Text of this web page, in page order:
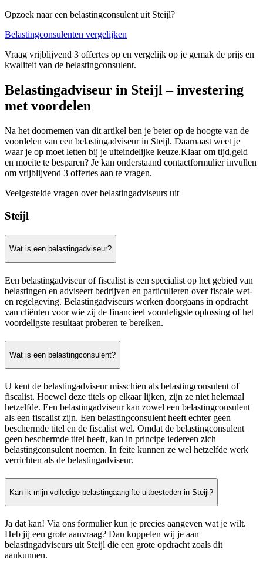
Opzoek naar een belastingconsulent uit Steijl?
Belastingconsulenten vergelijken
Vraag vrijblijvend 3 offertes op en vergelijk op je gemak de prijs en
kwaliteit van de belastingconsulent.
Belastingadviseur in Steijl – investering
met voordelen
Na het doornemen van dit artikel ben je beter op de hoogte van de
voordelen van een belastingadviseur in Steijl. Daarnaast weet je
waar je op moet letten bij je uiteindelijke keuze.Klaar om tijd,geld
en moeite te besparen? Je kan onderstaand contactformulier invullen
om vrijblijvend 3 offertes aan te vragen.
Veelgestelde vragen over belastingadviseurs uit
Steijl
Wat is een belastingadviseur?
Een belastingadviseur of fiscalist is een specialist op het gebied van
belastingen en adviseert bedrijven en particulieren over fiscale wet-
en regelgeving. Belastingadviseurs werken doorgaans in opdracht
van cliënten voor wie zij de financieel voordeligste oplossing of het
voordeligste resultaat proberen te bereiken.
Wat is een belastingconsulent?
U kent de belastingadviseur misschien als belastingconsulent of
fiscalist. Hoewel deze titels op elkaar lijken, zijn ze niet helemaal
hetzelfde. Een belastingadviseur kan zowel een belastingconsulent
als een fiscalist zijn. Een belastingconsulent heeft echter geen
beschermde titel en de fiscalist wel. Omdat de belastingconsulent
geen beschermde titel heeft, kan in principe iedereen zich
belastingconsulent noemen. In feite kunnen ze wel hetzelfde werk
verrichten als de belastingadviseur.
Kan ik mijn volledige belastingaangifte uitbesteden in Steijl?
Ja dat kan! Via ons formulier kun je precies aangeven wat je wilt.
Heb jij een grote aanvraag? Dan koppelen wij je aan
belastingadviseurs uit Steijl die een grote opdracht zoals dit
aankunnen.